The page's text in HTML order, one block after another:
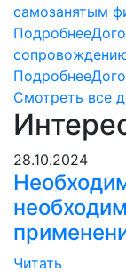
самозанятым
Подробнее
Подробнее
Смотреть все
28.10.2024
Читать